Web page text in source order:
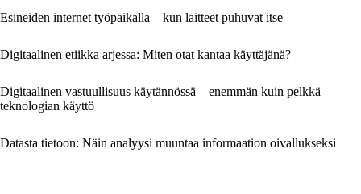
Esineiden internet työpaikalla – kun laitteet puhuvat itse
Digitaalinen etiikka arjessa: Miten otat kantaa käyttäjänä?
Digitaalinen vastuullisuus käytännössä – enemmän kuin pelkkä
teknologian käyttö
Datasta tietoon: Näin analyysi muuntaa informaation oivallukseksi